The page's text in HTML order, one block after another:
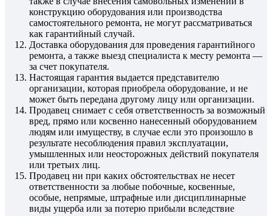
конструкцию оборудования или производства
самостоятельного ремонта, не могут рассматриваться
как гарантийный случай.
Доставка оборудования для проведения гарантийного
ремонта, а также выезд специалиста к месту ремонта —
за счет покупателя.
Настоящая гарантия выдается представителю
организации, которая приобрела оборудование, и не
может быть передана другому лицу или организации.
Продавец снимает с себя ответственность за возможный
вред, прямо или косвенно нанесенный оборудованием
людям или имуществу, в случае если это произошло в
результате несоблюдения правил эксплуатации,
умышленных или неосторожных действий покупателя
или третьих лиц.
Продавец ни при каких обстоятельствах не несет
ответственности за любые побочные, косвенные,
особые, непрямые, штрафные или дисциплинарные
виды ущерба или за потерю прибыли вследствие